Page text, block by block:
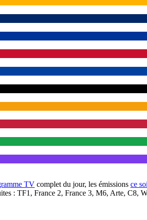
TV complet du jour, les émissions ce
: TF1, France 2, France 3, M6, Arte, C8,